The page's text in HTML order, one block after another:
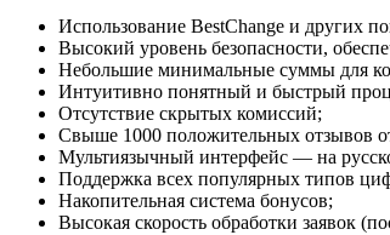
Использование BestChange и других
Высокий уровень безопасности,
Небольшие минимальные суммы для
Интуитивно понятный и быстрый
Отсутствие скрытых комиссий;
Свыше 1000 положительных отзывов
Мультиязычный интерфейс — на
Поддержка всех популярных типов
Накопительная система бонусов;
Высокая скорость обработки заявок